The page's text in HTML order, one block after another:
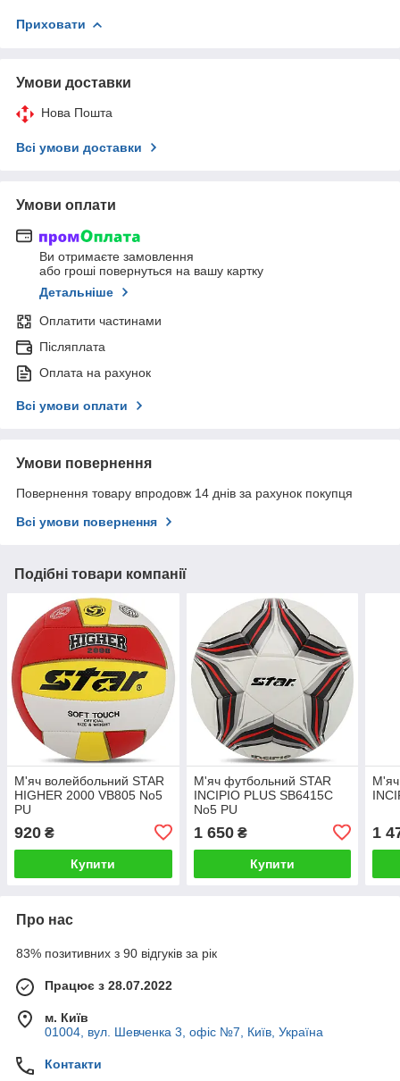
Приховати
Умови доставки
Нова Пошта
Всі умови доставки
Умови оплати
Ви отримаєте замовлення
або гроші повернуться на вашу картку
Детальніше
Оплатити частинами
Післяплата
Оплата на рахунок
Всі умови оплати
Умови повернення
Повернення товару впродовж 14 днів за рахунок покупця
Всі умови повернення
Подібні товари компанії
М'яч волейбольний STAR
HIGHER 2000 VB805 No5
PU
920 ₴
Купити
М'яч футбольний STAR
INCIPIO PLUS SB6415C
No5 PU
1 650₴
Купити
М'яч
1
Про нас
83% позитивних з 90 відгуків за рік
Працює з 28.07.2022
м. Київ
01004, вул. Шевченка 3, офіс №7, Київ, Україна
Контакти